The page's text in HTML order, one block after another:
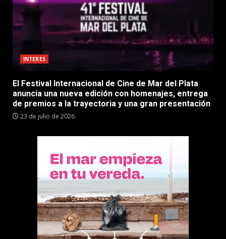
INTERES
El Festival Internacional de Cine de Mar del Plata
anuncia una nueva edición con homenajes, entrega
de premios a la trayectoria y una gran presentación
23 de julio de 2026